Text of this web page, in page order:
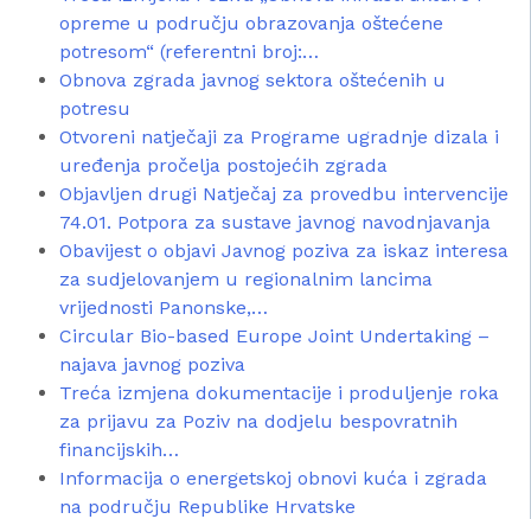
opreme u području obrazovanja oštećene
potresom“ (referentni broj:…
Obnova zgrada javnog sektora oštećenih u
potresu
Otvoreni natječaji za Programe ugradnje dizala i
uređenja pročelja postojećih zgrada
Objavljen drugi Natječaj za provedbu intervencije
74.01. Potpora za sustave javnog navodnjavanja
Obavijest o objavi Javnog poziva za iskaz interesa
za sudjelovanjem u regionalnim lancima
vrijednosti Panonske,…
Circular Bio-based Europe Joint Undertaking –
najava javnog poziva
Treća izmjena dokumentacije i produljenje roka
za prijavu za Poziv na dodjelu bespovratnih
financijskih…
Informacija o energetskoj obnovi kuća i zgrada
na području Republike Hrvatske